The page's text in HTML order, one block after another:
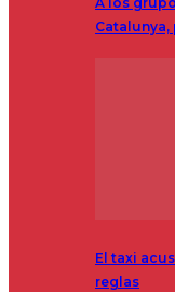
Catalunya,
El taxi
reglas